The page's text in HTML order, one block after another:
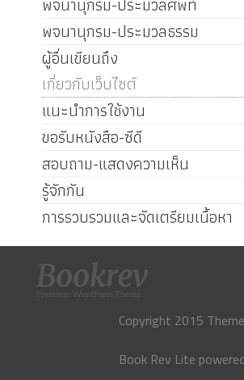
พจนานุกรม-ประมวลธรรม
ผู้อื่นเขียนถึง
เกี่ยวกับเว็บไซต์
แนะนำการใช้งาน
ขอรับหนังสือ-ซีดี
สอบถาม-แสดงความเห็น
รู้จักกัน
การรวบรวมและจัดเตรียมเนื้อหา
Copyright 2015
Book Rev Lite